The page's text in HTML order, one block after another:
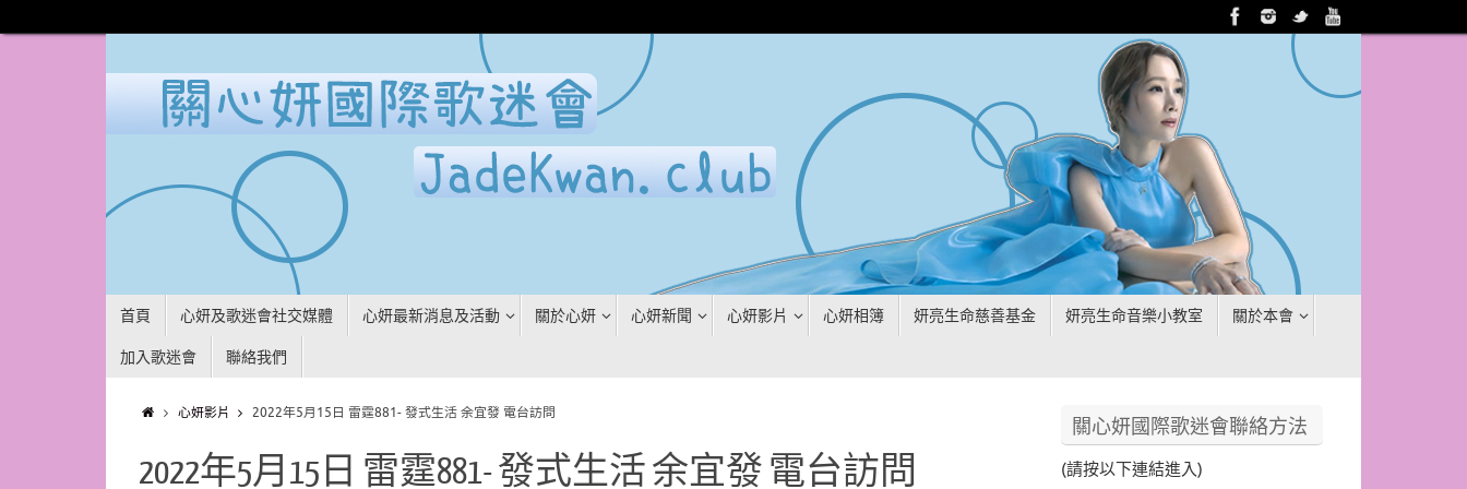
首頁 心妍及歌迷會社交媒體 心妍最新消息及活動 關於心妍 心妍新聞 心妍影片 心妍相簿 妍亮生命慈善基金 妍亮生命音樂小教室
關於本會
加入歌迷會
聯絡我們
心妍影片 2022年5月15日 雷霆881- 發式生活 余宜發 電台訪問
2022年5月15日 雷霆881- 發式生活 余宜發 電台訪問
關心妍國際歌迷會聯絡方法
(請按以下連結進入)